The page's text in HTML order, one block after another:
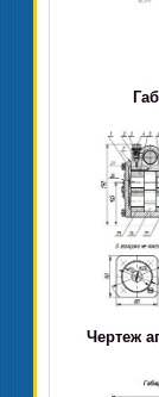
Чертеж